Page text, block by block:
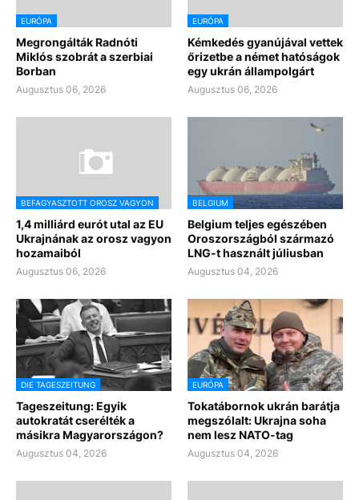
EURÓPA
Megrongálták Radnóti
Miklós szobrát a szerbiai
Borban
Augusztus 06, 2026
EURÓPA
Kémkedés gyanújával vettek
őrizetbe a német hatóságok
egy ukrán állampolgárt
Augusztus 06, 2026
BEFAGYASZTOTT OROSZ VAGYON
1,4 milliárd eurót utal az EU
Ukrajnának az orosz vagyon
hozamaiból
Augusztus 06, 2026
BELGIUM
Belgium teljes egészében
Oroszországból származó
LNG-t használt júliusban
Augusztus 04, 2026
DIE TAGESZEITUNG
Tageszeitung: Egyik
autokratát cserélték a
másikra Magyarországon?
Augusztus 04, 2026
EURÓPA
Tokatábornok ukrán barátja
megszólalt: Ukrajna soha
nem lesz NATO-tag
Augusztus 04, 2026